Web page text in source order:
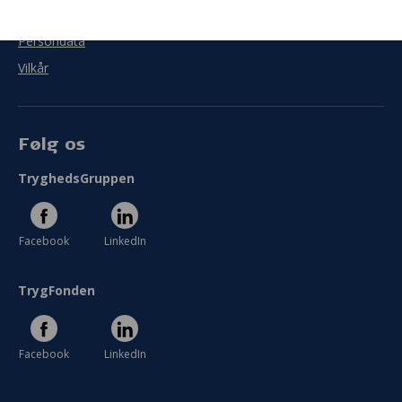
Persondata
Vilkår
Følg os
TryghedsGruppen
Facebook LinkedIn
TrygFonden
Facebook LinkedIn